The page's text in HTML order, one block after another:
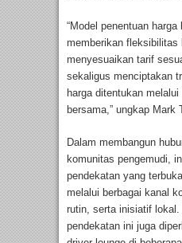
“Model penentuan
memberikan fleksibilitas
menyesuaikan tarif
sekaligus menciptakan
harga ditentukan
bersama,” ungkap Mark
Dalam membangun
komunitas pengemudi,
pendekatan yang
melalui berbagai kanal
rutin, serta inisiatif lokal.
pendekatan ini juga